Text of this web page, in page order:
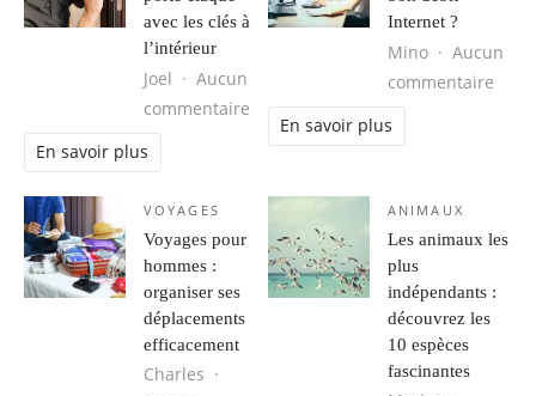
avec les clés à
l’intérieur
Joel
Aucun
commentaire
En savoir plus
Internet ?
Mino
Aucun
commentaire
En savoir plus
VOYAGES
Voyages pour
hommes :
organiser ses
déplacements
efficacement
Charles
ANIMAUX
Les animaux les
plus
indépendants :
découvrez les
10 espèces
fascinantes